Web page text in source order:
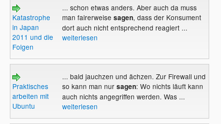
Katastrophe
in Japan
2011 und die
Folgen
... schon etwas anders. Aber auch da muss
man fairerweise sagen, dass der Konsument
dort auch nicht entsprechend reagiert ...
weiterlesen
Praktisches
arbeiten mit
Ubuntu
... bald jauchzen und ächzen. Zur Firewall und
so kann man nursagen: Wo nichts läuft kann
auch nichts angegriffen werden. Was ...
weiterlesen